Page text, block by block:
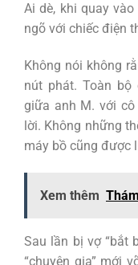
Ai dè, khi quay
ngõ với chiếc điện
Không nói không
nút phát. Toàn bộ
giữa anh M. với
lời. Không những
máy bồ cũng được
Xem thêm
Sau lần bị vợ “bắt
“chuyên gia” mới